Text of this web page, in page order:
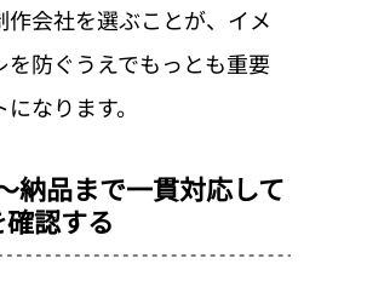
作会社を選ぶことが、イメ
を防ぐうえでもっとも重要
なります。
納品まで一貫対応して
認する